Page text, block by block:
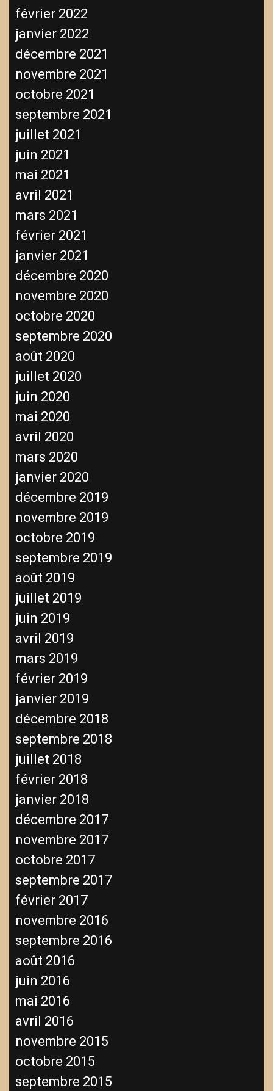
février 2022
janvier 2022
décembre 2021
novembre 2021
octobre 2021
septembre 2021
juillet 2021
juin 2021
mai 2021
avril 2021
mars 2021
février 2021
janvier 2021
décembre 2020
novembre 2020
octobre 2020
septembre 2020
août 2020
juillet 2020
juin 2020
mai 2020
avril 2020
mars 2020
janvier 2020
décembre 2019
novembre 2019
octobre 2019
septembre 2019
août 2019
juillet 2019
juin 2019
avril 2019
mars 2019
février 2019
janvier 2019
décembre 2018
septembre 2018
juillet 2018
février 2018
janvier 2018
décembre 2017
novembre 2017
octobre 2017
septembre 2017
février 2017
novembre 2016
septembre 2016
août 2016
juin 2016
mai 2016
avril 2016
novembre 2015
octobre 2015
septembre 2015